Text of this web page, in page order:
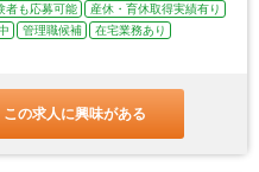
者も応募可能
産休・育休取得実績有り
管理職候補
在宅業務あり
この求人に興味がある